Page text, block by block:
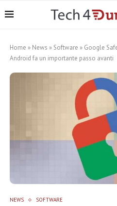
Home » News » Software » Google
Android fa un importante passo avanti
NEWS SOFTWARE